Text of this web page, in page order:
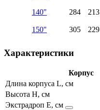
140" 284 213
150" 305 229
Характеристики
Корпус
Длина корпуса L, см
Высота H, см
Экстрадроп E, см